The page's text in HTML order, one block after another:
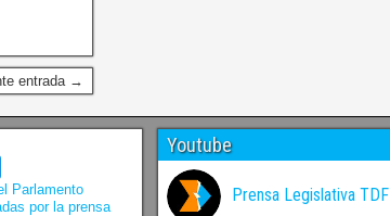
entrada →
Parlamento
por la prensa
Youtube
Prensa Legislativa TDF